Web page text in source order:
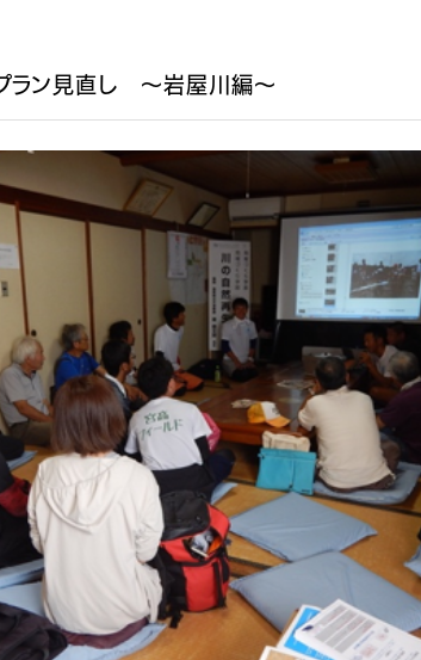
ラン見直し 〜岩屋川編〜